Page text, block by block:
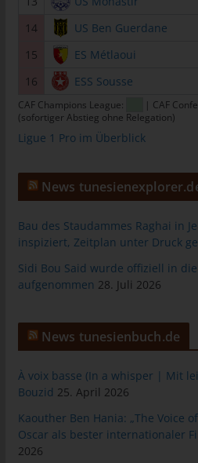
14
US Ben Guerdane
15
ES Métlaoui
16
ESS Sousse
CAF Champions League: | CAF
(sofortiger Abstieg ohne Relegation)
Ligue 1 Pro im Überblick
News
Bau des Staudammes Raghai in
inspiziert, Zeitplan unter Druck
Sidi Bou Said wurde offiziell in
aufgenommen 28. Juli 2026
News tunesienbuch.de
À voix basse (In a whisper | Mit
Bouzid 25. April 2026
Kaouther Ben Hania: „The Voice
Oscar als bester internationaler
2026
tunesienfussball.de
Uwe Wassenberg
Rue 2 Mars
4022 Akouda - Tunesien
Telefon: +216 216 16 616
E-Mail:
Cookies
Textdateien, welche über einen
Computersystem abgelegt und
Zahlreiche Internetseiten und
Cookies enthalten eine sogenannte
konkreten Internetbrowser
das Cookie gespeichert wurde.
besuchten Internetseiten und
Browser der betroffenen Person
Internetbrowser kann über die
wiedererkannt und identifiziert